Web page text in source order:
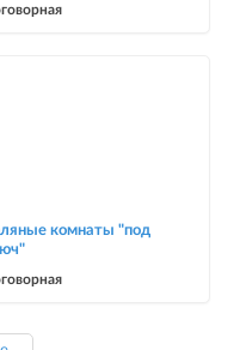
комнаты "под